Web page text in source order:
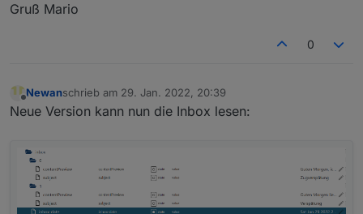
Gruß Mario
0
Offline
Newanschrieb am 29. Jan. 2022, 20:39
zuletzt editiert von
Neue Version kann nun die Inbox lesen: